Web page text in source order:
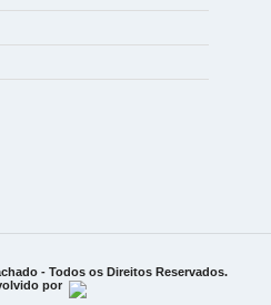
- Todos os Direitos Reservados.
por